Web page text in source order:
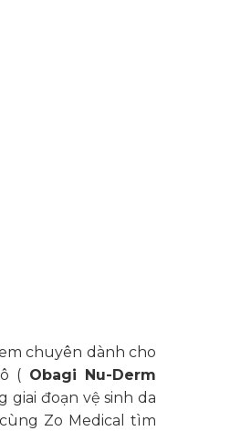
chuyên dành cho
( Obagi Nu-Derm
đoạn vệ sinh da
Zo Medical tìm